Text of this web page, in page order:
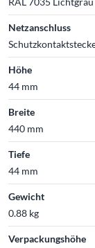
Netzanschluss
Höhe
44 mm
Breite
440 mm
Tiefe
44 mm
Gewicht
0.88 kg
Verpackungshöhe